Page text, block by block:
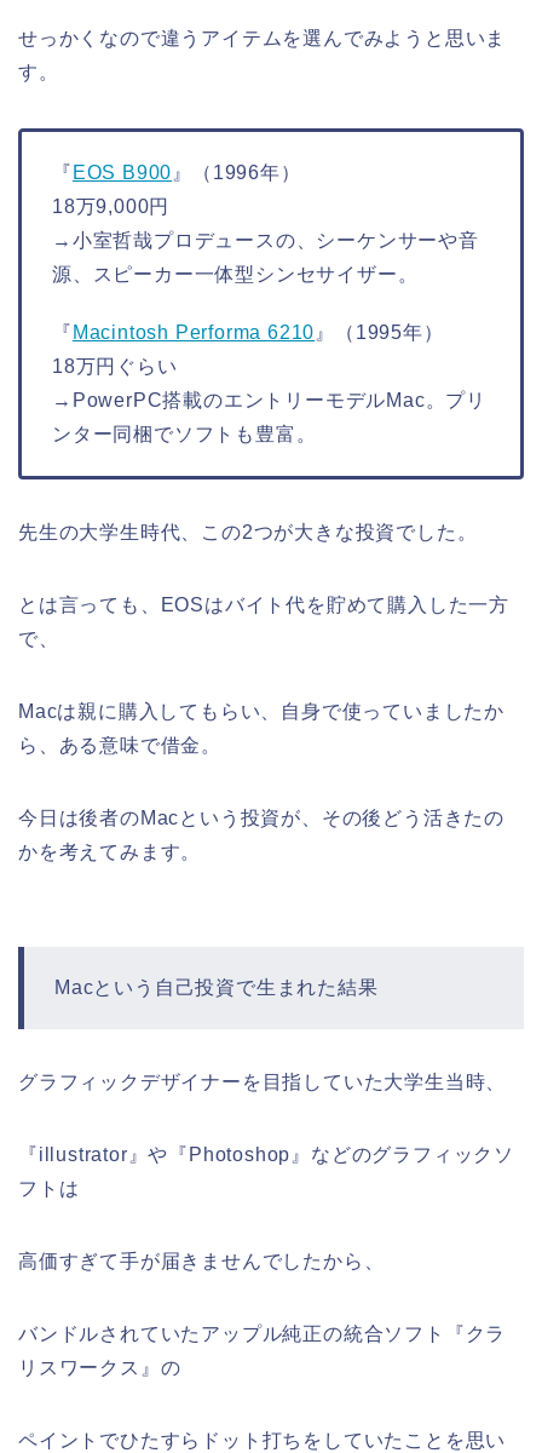
せっかくなので違うアイテムを選んでみようと思いま
す。
『 EOS B900 』（1996年）
18万9,000円
→小室哲哉プロデュースの、シーケンサーや音
源、スピーカー一体型シンセサイザー。
『 Macintosh Performa 6210 』（1995年）
18万円ぐらい
→PowerPC搭載のエントリーモデルMac。プリ
ンター同梱でソフトも豊富。
先生の大学生時代、この2つが大きな投資でした。
とは言っても、EOSはバイト代を貯めて購入した一方
で、
Macは親に購入してもらい、自身で使っていましたか
ら、ある意味で借金。
今日は後者のMacという投資が、その後どう活きたの
かを考えてみます。
Macという自己投資で生まれた結果
グラフィックデザイナーを目指していた大学生当時、
『illustrator』や『Photoshop』などのグラフィックソ
フトは
高価すぎて手が届きませんでしたから、
バンドルされていたアップル純正の統合ソフト『クラ
リスワークス』の
ペイントでひたすらドット打ちをしていたことを思い